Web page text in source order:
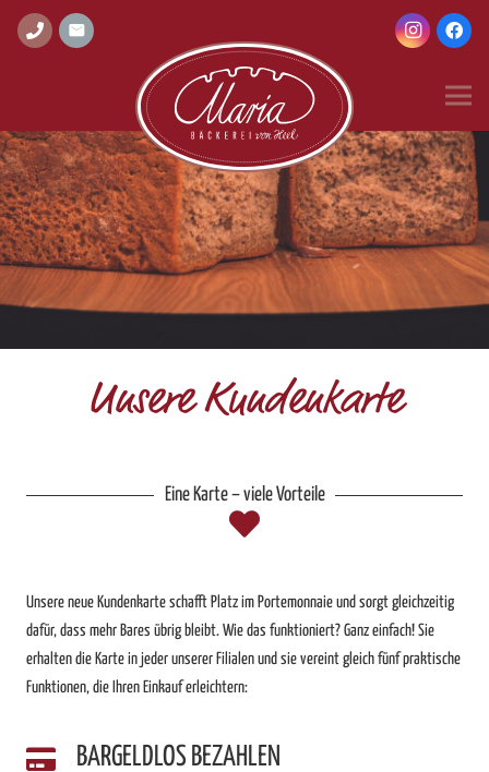
Unsere Kundenkarte
Eine Karte – viele Vorteile
Unsere neue Kundenkarte schafft Platz im Portemonnaie und sorgt gleichzeitig
dafür, dass mehr Bares übrig bleibt. Wie das funktioniert? Ganz einfach! Sie
erhalten die Karte in jeder unserer Filialen und sie vereint gleich fünf praktische
Funktionen, die Ihren Einkauf erleichtern:
BARGELDLOS BEZAHLEN